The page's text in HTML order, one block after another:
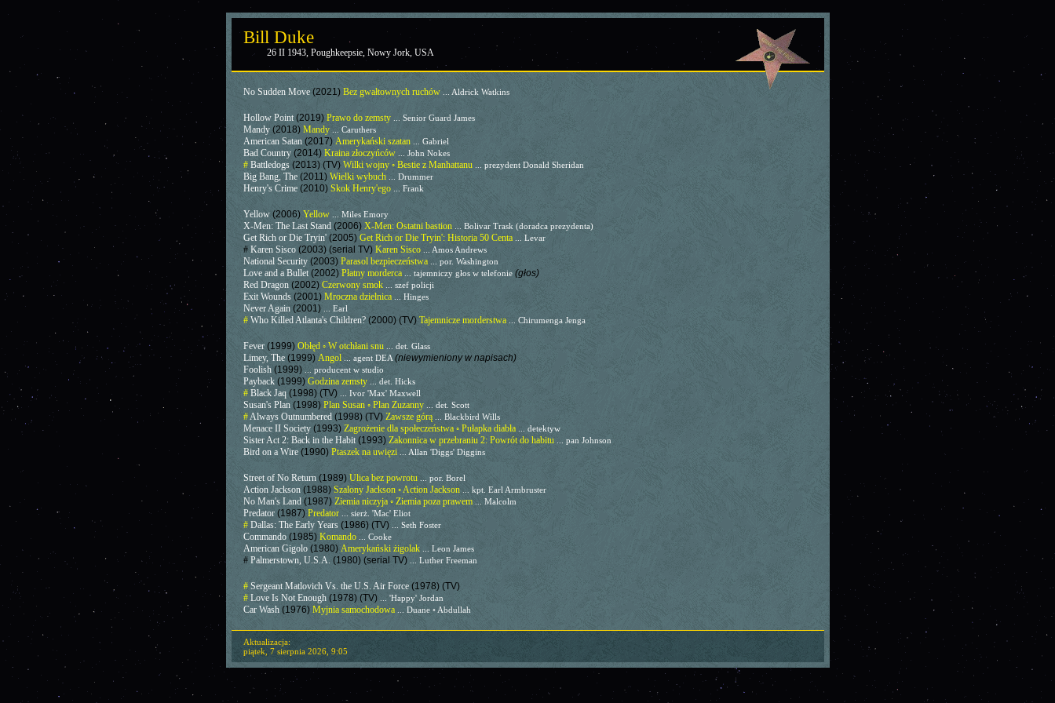
Bill Duke
26 II 1943, Poughkeepsie, Nowy Jork, USA
No Sudden Move (2021) Bez gwałtownych ruchów ... Aldrick Watkins
Hollow Point (2019) Prawo do zemsty ... Senior Guard James
Mandy (2018) Mandy ... Caruthers
American Satan (2017) Amerykański szatan ... Gabriel
Bad Country (2014) Kraina złoczyńców ... John Nokes
# Battledogs (2013) (TV) Wilki wojny ◦ Bestie z Manhattanu ... prezydent Donald Sheridan
Big Bang, The (2011) Wielki wybuch ... Drummer
Henry's Crime (2010) Skok Henry'ego ... Frank
Yellow (2006) Yellow ... Miles Emory
X-Men: The Last Stand (2006) X-Men: Ostatni bastion ... Bolivar Trask (doradca prezydenta)
Get Rich or Die Tryin' (2005) Get Rich or Die Tryin': Historia 50 Centa ... Levar
# Karen Sisco (2003) (serial TV) Karen Sisco ... Amos Andrews
National Security (2003) Parasol bezpieczeństwa ... por. Washington
Love and a Bullet(2002) Płatny morderca ... tajemniczy głos w telefonie (głos)
Red Dragon (2002) Czerwony smok ... szef policji
Exit Wounds (2001) Mroczna dzielnica ... Hinges
Never Again (2001) ... Earl
# Who Killed Atlanta's Children? (2000) (TV) Tajemnicze morderstwa ... Chirumenga Jenga
Fever (1999) Obłęd ◦ W otchłani snu ... det. Glass
Limey, The (1999) Angol ... agent DEA (niewymieniony w napisach)
Foolish (1999) ... producent w studio
Payback (1999) Godzina zemsty ... det. Hicks
# Black Jaq (1998) (TV) ... Ivor 'Max' Maxwell
Susan's Plan (1998) Plan Susan ◦ Plan Zuzanny ... det. Scott
#Always Outnumbered (1998) (TV) Zawsze górą ... Blackbird Wills
Menace II Society (1993) Zagrożenie dla społeczeństwa ◦ Pułapka diabła ... detektyw
Sister Act 2: Back in the Habit (1993) Zakonnica w przebraniu 2: Powrót do habitu ... pan Johnson
Bird on a Wire (1990) Ptaszek na uwięzi ... Allan 'Diggs' Diggins
Street of No Return (1989) Ulica bez powrotu ... por. Borel
Action Jackson (1988) Szalony Jackson ◦ Action Jackson ... kpt. Earl Armbruster
No Man's Land (1987) Ziemia niczyja ◦ Ziemia poza prawem ... Malcolm
Predator (1987) Predator ... sierż. 'Mac' Eliot
# Dallas: The Early Years (1986) (TV) ... Seth Foster
Commando (1985) Komando ... Cooke
American Gigolo (1980) Amerykański żigolak ... Leon James
# Palmerstown, U.S.A. (1980) (serial TV) ... Luther Freeman
# Sergeant Matlovich Vs. the U.S. Air Force (1978) (TV)
# Love Is Not Enough (1978) (TV) ... 'Happy' Jordan
Car Wash (1976) Myjnia samochodowa ... Duane ◦ Abdullah
Aktualizacja:
piątek, 7 sierpnia 2026, 9:05